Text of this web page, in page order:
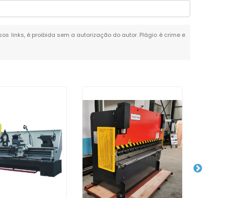
links, é proibida sem a autorização do autor. Plágio é crime e